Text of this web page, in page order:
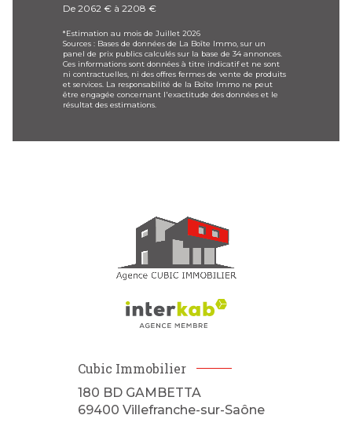
De 2062 € à 2208 €
*Estimation au mois de Juillet 2026
Sources : Bases de données de La Boîte Immo, sur un
panel de prix publics calculés sur la base de 34 annonces.
Ces informations sont données à titre indicatif et ne sont
ni contractuelles, ni des offres fermes de vente de produits
et services. La responsabilité de la Boîte Immo ne peut
être engagée concernant l'exactitude des données et le
résultat des estimations.
Cubic Immobilier
180 BD GAMBETTA
69400 Villefranche-sur-Saône